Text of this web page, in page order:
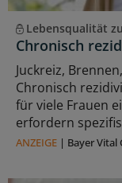
Lebensqualität
Chronisch
Juckreiz,
Chronisch
für viele Frauen
erfordern
ANZEIGE | Bayer Vital